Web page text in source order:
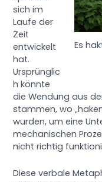
Es
sich im
Laufe der
Zeit
entwickelt
hat.
Ursprünglic
h könnte
die Wendung aus
stammen, wo
wurden, um eine
mechanischen
nicht richtig
Diese verbale